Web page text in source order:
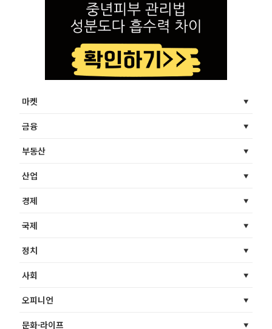
마켓
금융
부동산
산업
경제
국제
정치
사회
오피니언
문화·라이프